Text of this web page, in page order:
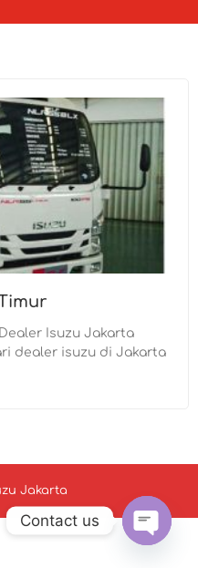
Isuzu Jakarta
dealer isuzu di Jakarta
Jakarta
Contact us